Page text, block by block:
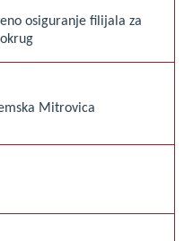
osiguranje filijala za
Mitrovica